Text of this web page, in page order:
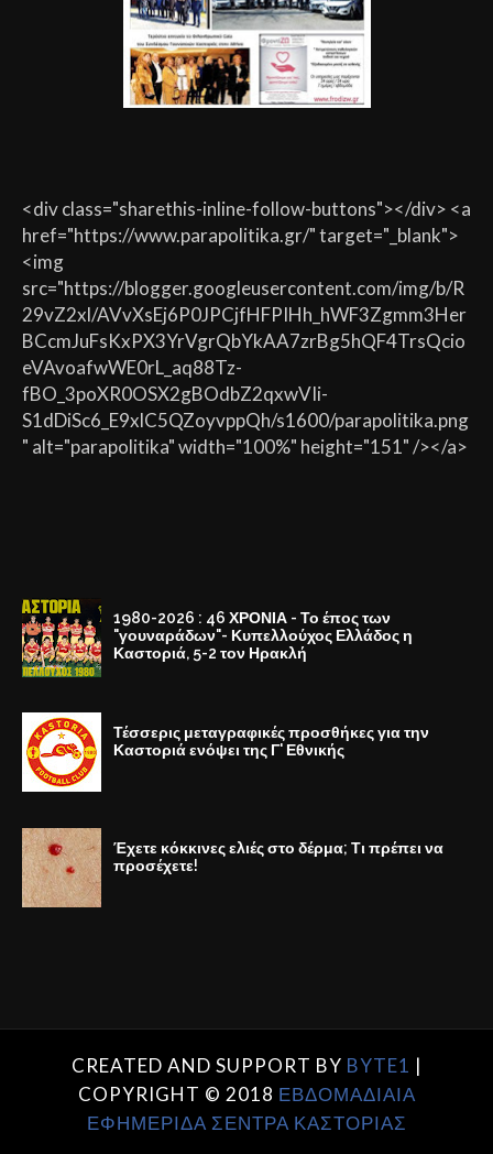
<div class="sharethis-inline-follow-buttons"></div> <a
href="https://www.parapolitika.gr/" target="_blank">
<img
src="https://blogger.googleusercontent.com/img/b/R
29vZ2xl/AVvXsEj6P0JPCjfHFPIHh_hWF3Zgmm3Her
BCcmJuFsKxPX3YrVgrQbYkAA7zrBg5hQF4TrsQcio
eVAvoafwWE0rL_aq88Tz-
fBO_3poXR0OSX2gBOdbZ2qxwVIi-
S1dDiSc6_E9xlC5QZoyvppQh/s1600/parapolitika.png
" alt="parapolitika" width="100%" height="151" /></a>
1980-2026 : 46 ΧΡΟΝΙΑ - Το έπος των
"γουναράδων"- Κυπελλούχος Ελλάδος η
Καστοριά, 5-2 τον Ηρακλή
Τέσσερις μεταγραφικές προσθήκες για την
Καστοριά ενόψει της Γ' Εθνικής
Έχετε κόκκινες ελιές στο δέρμα; Τι πρέπει να
προσέχετε!
CREATED AND SUPPORT BY BYTE1 |
COPYRIGHT © 2018 ΕΒΔΟΜΑΔΙΑΙΑ
ΕΦΗΜΕΡΙΔΑ ΣΕΝΤΡΑ ΚΑΣΤΟΡΙΑΣ